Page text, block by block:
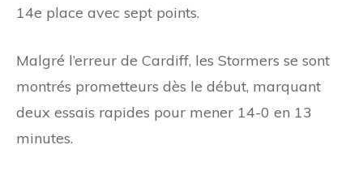
14e place avec sept points.
Malgré l’erreur de Cardiff, les Stormers se sont
montrés prometteurs dès le début, marquant
deux essais rapides pour mener 14-0 en 13
minutes.